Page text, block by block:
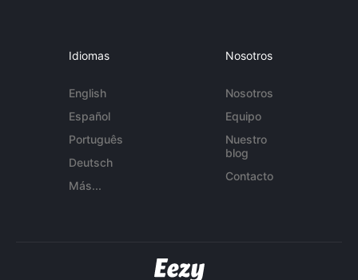
Idiomas
English
Español
Português
Deutsch
Más...
Nosotros
Nosotros
Equipo
Nuestro
blog
Contacto